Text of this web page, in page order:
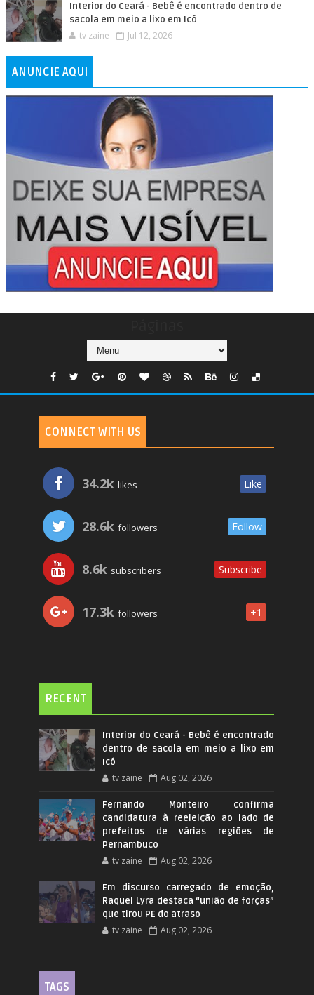
Interior do Ceará - Bebê é encontrado dentro de
sacola em meio a lixo em Icó
tv zaine Jul 12, 2026
ANUNCIE AQUI
CONNECT WITH US
34.2k likes Like
28.6k followers Follow
8.6k subscribers Subscribe
17.3k followers +1
RECENT
Interior do Ceará - Bebê é encontrado
dentro de sacola em meio a lixo em
Icó
tv zaine Aug 02, 2026
Fernando Monteiro confirma
candidatura à reeleição ao lado de
prefeitos de várias regiões de
Pernambuco
tv zaine Aug 02, 2026
Em discurso carregado de emoção,
Raquel Lyra destaca “união de forças”
que tirou PE do atraso
tv zaine Aug 02, 2026
TAGS